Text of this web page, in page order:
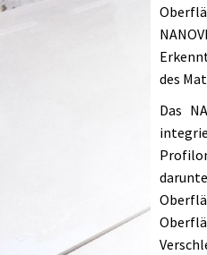
des
Das